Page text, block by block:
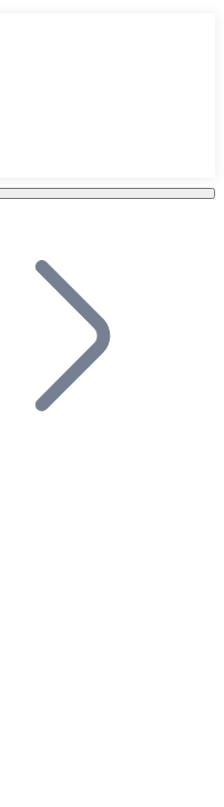
plataforma.
tu negocio y permite que
ecosistema.